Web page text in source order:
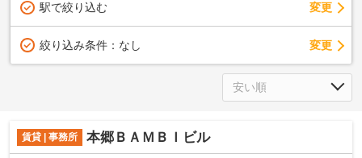
駅で絞り込む 変更
絞り込み条件： なし 変更
賃貸 | 事務所 本郷ＢＡＭＢＩビル